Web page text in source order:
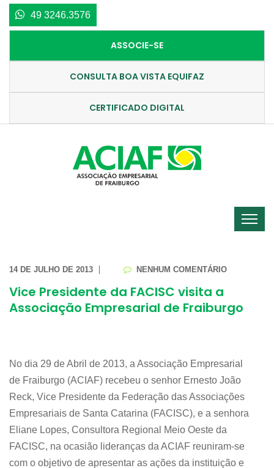
49 3246.3576
ASSOCIE-SE
CONSULTA BOA VISTA EQUIFAZ
CERTIFICADO DIGITAL
14 DE JULHO DE 2013 NENHUM COMENTÁRIO
Vice Presidente da FACISC visita a
Associação Empresarial de Fraiburgo
No dia 29 de Abril de 2013, a Associação Empresarial
de Fraiburgo (ACIAF) recebeu o senhor Ernesto João
Reck, Vice Presidente da Federação das Associações
Empresariais de Santa Catarina (FACISC), e a senhora
Eliane Lopes, Consultora Regional Meio Oeste da
FACISC, na ocasião lideranças da ACIAF reuniram-se
com o objetivo de apresentar as ações da instituição e